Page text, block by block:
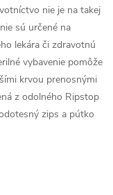
nie je na takej
sú určené na
lekára či zdravotnú
vybavenie pomôže
krvou prenosnými
z odolného Ripstop
zips a pútko